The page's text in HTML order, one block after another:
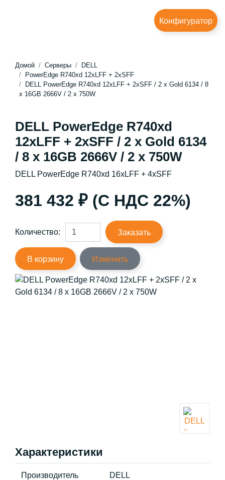
Конфигуратор
Домой Серверы
DELL
PowerEdge R740xd 12xLFF + 2xSFF
DELL PowerEdge R740xd 12xLFF + 2xSFF / 2 x Gold 6134 / 8
x 16GB 2666V / 2 x 750W
DELL PowerEdge R740xd
12xLFF + 2xSFF / 2 x Gold 6134
/ 8 x 16GB 2666V / 2 x 750W
DELL PowerEdge R740xd 16xLFF + 4xSFF
381 432 ₽ (С НДС 22%)
Количество: Заказать
В корзину Изменить
Характеристики
Производитель DELL